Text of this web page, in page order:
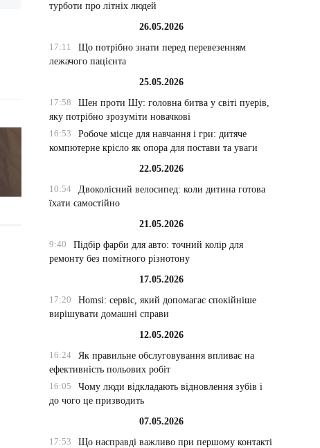
турботи про літніх людей
26.05.2026
17:11
Що потрібно знати перед перевезенням
лежачого пацієнта
25.05.2026
17:58
Шен проти Шу: головна битва у світі пуерів,
яку потрібно зрозуміти новачкові
16:53
Робоче місце для навчання і гри: дитяче
компютерне крісло як опора для постави та уваги
22.05.2026
10:54
Двоколісний велосипед: коли дитина готова
їхати самостійно
21.05.2026
9:40
Підбір фарби для авто: точний колір для
ремонту без помітного різнотону
17.05.2026
17:20
Homsi: сервіс, який допомагає спокійніше
вирішувати домашні справи
12.05.2026
16:24
Як правильне обслуговування впливає на
ефективність польових робіт
16:05
Чому люди відкладають відновлення зубів і
до чого це призводить
07.05.2026
17:53
Що насправді важливо при першому контакті